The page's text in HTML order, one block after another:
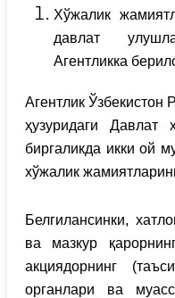
Хўжалик
давлат
Агентликка
Агентлик Ўзбекистон
ҳузуридаги Давлат
биргаликда икки ой
хўжалик
Белгилансинки,
ва мазкур
акциядорнинг
органлари ва